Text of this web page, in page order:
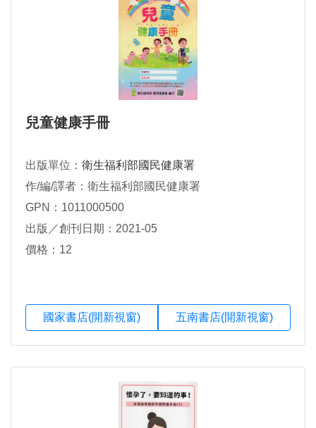
兒童健康手冊
出版單位： 衛生福利部國民健康署
作/編/譯者：衛生福利部國民健康署
GPN：1011000500
出版／創刊日期：2021-05
價格：12
國家書店(開新視窗) 五南書店(開新視窗)